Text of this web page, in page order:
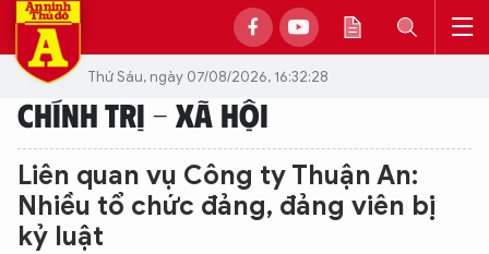
Thứ Sáu, ngày 07/08/2026, 16:32:28
CHÍNH TRỊ - XÃ HỘI
Liên quan vụ Công ty Thuận An:
Nhiều tổ chức đảng, đảng viên bị
kỷ luật